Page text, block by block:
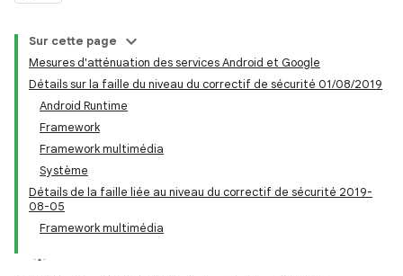
Sur cette page
Mesures d'atténuation des services Android et Google
Détails sur la faille du niveau du correctif de sécurité 01/08/2019
Android Runtime
Framework
Framework multimédia
Système
Détails de la faille liée au niveau du correctif de sécurité 2019-
08-05
Framework multimédia